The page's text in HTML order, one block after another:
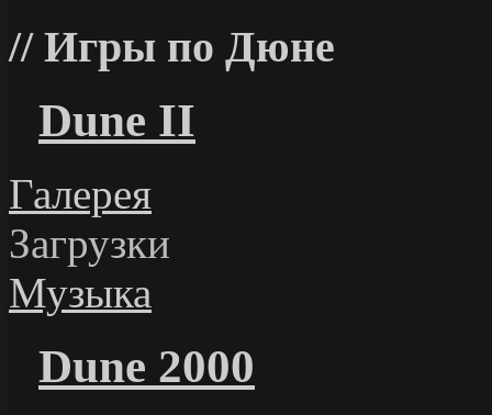
Игры по Дюне
Dune II
Галерея
Загрузки
Музыка
Dune 2000